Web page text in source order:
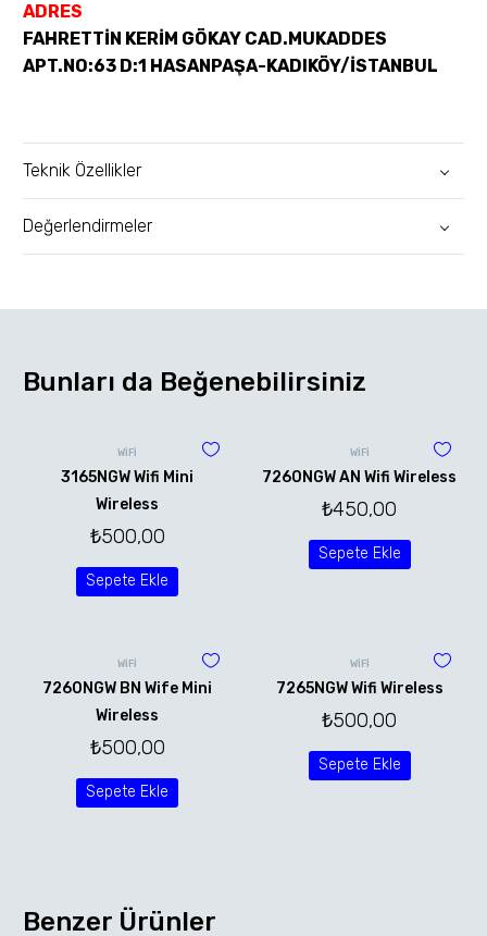
ADRES
FAHRETTİN KERİM GÖKAY CAD.MUKADDES
APT.NO:63 D:1 HASANPAŞA-KADIKÖY/İSTANBUL
Teknik Özellikler
Değerlendirmeler
Bunları da Beğenebilirsiniz
WİFİ
3165NGW Wifi Mini
Wireless
₺500,00
Sepete Ekle
WİFİ
7260NGW AN Wifi Wireless
₺450,00
Sepete Ekle
WİFİ
7260NGW BN Wife Mini
Wireless
₺500,00
Sepete Ekle
WİFİ
7265NGW Wifi Wireless
₺500,00
Sepete Ekle
Benzer Ürünler